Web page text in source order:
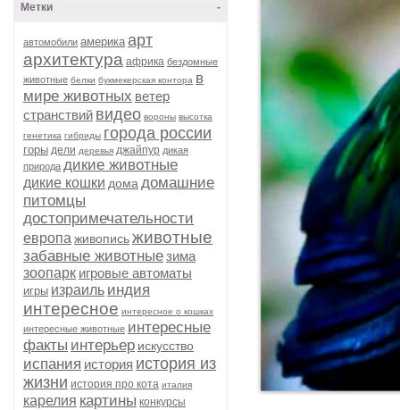
-
Метки
автомобили америка арт
архитектура африка бездомные
животные белки букмекерская контора в
мире животных ветер
странствий видео вороны высотка
генетика гибриды города россии
горы дели деревья джайпур дикая
природа дикие животные
дикие кошки дома домашние
питомцы
достопримечательности
европа живописьживотные
забавные животныезима
зоопарк игровые автоматы
игры израиль индия
интересное интересное о кошках
интересные животные интересные
факты интерьер искусство
испания история история из
жизни история про кота италия
карелия картины конкурсы